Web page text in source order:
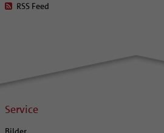
RSS Feed
Service